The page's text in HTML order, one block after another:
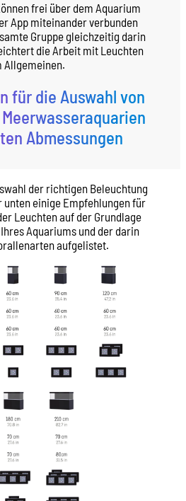
frei über dem Aquarium
App miteinander verbunden
Gruppe gleichzeitig darin
die Arbeit mit Leuchten
Allgemeinen.
für die Auswahl von
Abmessungen
der richtigen Beleuchtung
unten einige Empfehlungen für
Leuchten auf der Grundlage
Aquariums und der darin
aufgelistet.